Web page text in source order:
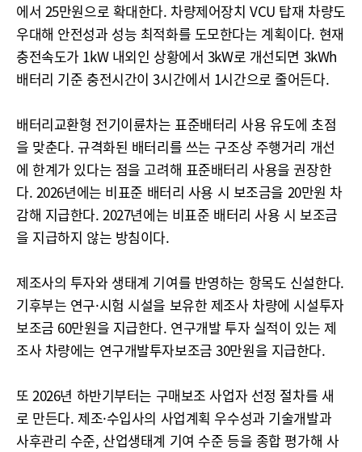
에서 25만원으로 확대한다. 차량제어장치 VCU 탑재 차량도
우대해 안전성과 성능 최적화를 도모한다는 계획이다. 현재
충전속도가 1kW 내외인 상황에서 3kW로 개선되면 3kWh
배터리 기준 충전시간이 3시간에서 1시간으로 줄어든다.
배터리교환형 전기이륜차는 표준배터리 사용 유도에 초점
을 맞춘다. 규격화된 배터리를 쓰는 구조상 주행거리 개선
에 한계가 있다는 점을 고려해 표준배터리 사용을 권장한
다. 2026년에는 비표준 배터리 사용 시 보조금을 20만원 차
감해 지급한다. 2027년에는 비표준 배터리 사용 시 보조금
을 지급하지 않는 방침이다.
제조사의 투자와 생태계 기여를 반영하는 항목도 신설한다.
기후부는 연구·시험 시설을 보유한 제조사 차량에 시설투자
보조금 60만원을 지급한다. 연구개발 투자 실적이 있는 제
조사 차량에는 연구개발투자보조금 30만원을 지급한다.
또 2026년 하반기부터는 구매보조 사업자 선정 절차를 새
로 만든다. 제조·수입사의 사업계획 우수성과 기술개발과
사후관리 수준, 산업생태계 기여 수준 등을 종합 평가해 사